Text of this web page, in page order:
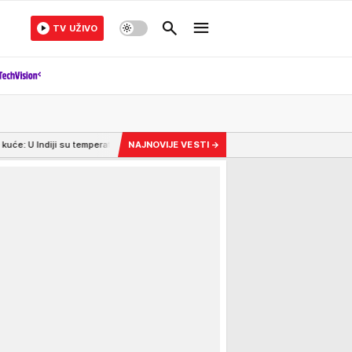
TV UŽIVO
iznad 32°C uobičajene, a ovaj stari metod olakšava vrele dane
NAJNOVIJE VESTI →